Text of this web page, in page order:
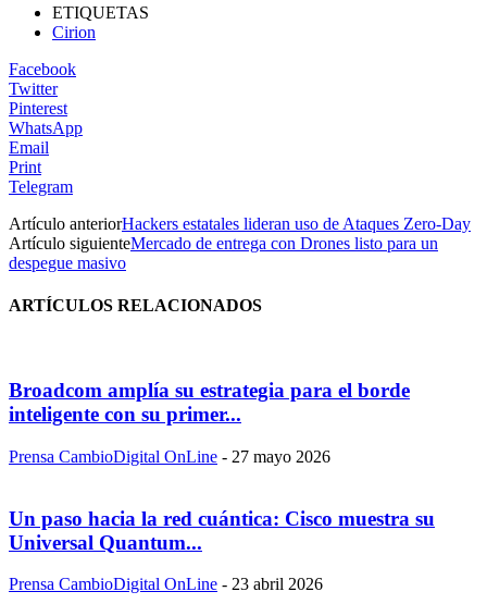
ETIQUETAS
Cirion
Facebook
Twitter
Pinterest
WhatsApp
Email
Print
Telegram
Artículo anteriorHackers estatales lideran uso de Ataques Zero-Day
Artículo siguienteMercado de entrega con Drones listo para un
despegue masivo
ARTÍCULOS RELACIONADOS
Broadcom amplía su estrategia para el borde
inteligente con su primer...
Prensa CambioDigital OnLine - 27 mayo 2026
Un paso hacia la red cuántica: Cisco muestra su
Universal Quantum...
Prensa CambioDigital OnLine - 23 abril 2026